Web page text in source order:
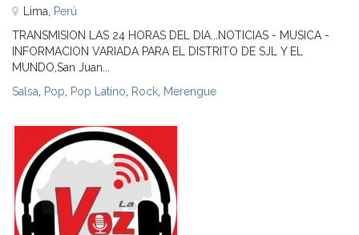
Lima, Perú
TRANSMISION LAS 24 HORAS DEL DIA...NOTICIAS - MUSICA -
INFORMACION VARIADA PARA EL DISTRITO DE SJL Y EL
MUNDO,San Juan...
Salsa Pop Pop Latino Rock Merengue